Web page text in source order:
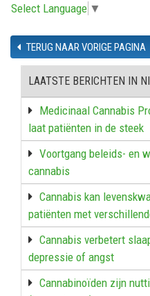
Select Language ▼
TERUG NAAR VORIGE PAGINA
LAATSTE BERICHTEN IN
Medicinaal Cannabis
laat patiënten in de steek
Voortgang beleids- en
cannabis
Cannabis kan
patiënten met
Cannabis verbetert
depressie of angst
Cannabinoïden zijn